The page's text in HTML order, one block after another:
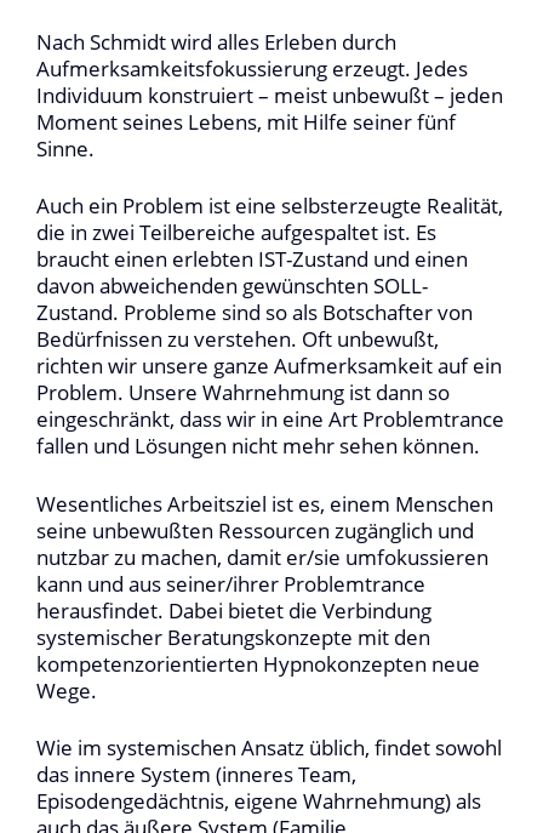
Nach Schmidt wird alles Erleben durch
Aufmerksamkeitsfokussierung erzeugt. Jedes
Individuum konstruiert – meist unbewußt – jeden
Moment seines Lebens, mit Hilfe seiner fünf
Sinne.
Auch ein Problem ist eine selbsterzeugte Realität,
die in zwei Teilbereiche aufgespaltet ist. Es
braucht einen erlebten IST-Zustand und einen
davon abweichenden gewünschten SOLL-
Zustand. Probleme sind so als Botschafter von
Bedürfnissen zu verstehen. Oft unbewußt,
richten wir unsere ganze Aufmerksamkeit auf ein
Problem. Unsere Wahrnehmung ist dann so
eingeschränkt, dass wir in eine Art Problemtrance
fallen und Lösungen nicht mehr sehen können.
Wesentliches Arbeitsziel ist es, einem Menschen
seine unbewußten Ressourcen zugänglich und
nutzbar zu machen, damit er/sie umfokussieren
kann und aus seiner/ihrer Problemtrance
herausfindet. Dabei bietet die Verbindung
systemischer Beratungskonzepte mit den
kompetenzorientierten Hypnokonzepten neue
Wege.
Wie im systemischen Ansatz üblich, findet sowohl
das innere System (inneres Team,
Episodengedächtnis, eigene Wahrnehmung) als